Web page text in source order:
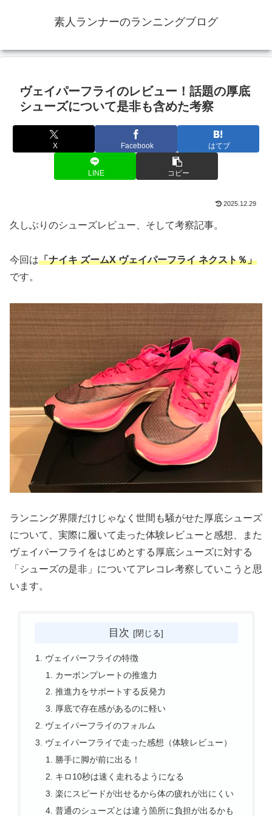
素人ランナーのランニングブログ
ヴェイパーフライのレビュー！話題の厚底
シューズについて是非も含めた考察
X Facebook はてブ
LINE コピー
2025.12.29
久しぶりのシューズレビュー、そして考察記事。
今回は「ナイキ ズームX ヴェイパーフライ ネクスト％」
です。
ランニング界隈だけじゃなく世間も騒がせた厚底シューズ
について、実際に履いて走った体験レビューと感想、また
ヴェイパーフライをはじめとする厚底シューズに対する
「シューズの是非」についてアレコレ考察していこうと思
います。
目次
ヴェイパーフライの特徴
カーボンプレートの推進力
推進力をサポートする反発力
厚底で存在感があるのに軽い
ヴェイパーフライのフォルム
ヴェイパーフライで走った感想（体験レビュー）
勝手に脚が前に出る！
キロ10秒は速く走れるようになる
楽にスピードが出せるから体の疲れが出にくい
普通のシューズとは違う箇所に負担が出るかも